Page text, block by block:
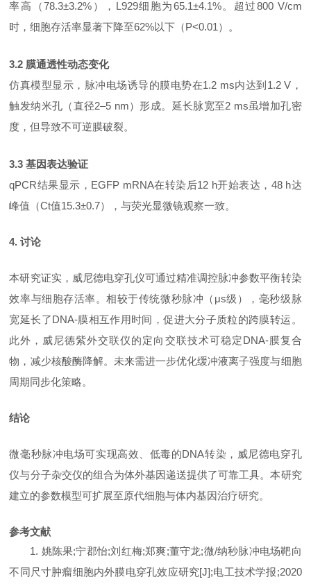
率高（78.3±3.2%），L929细胞为65.1±4.1%。超过800 V/cm
时，细胞存活率显著下降至62%以下（P<0.01）。
3.2 膜通透性动态变化
仿真模型显示，脉冲电场诱导的膜电势在1.2 ms内达到1.2 V，
触发纳米孔（直径2–5 nm）形成。延长脉宽至2 ms虽增加孔密
度，但导致不可逆膜破裂。
3.3 基因表达验证
qPCR结果显示，EGFP mRNA在转染后12 h开始表达，48 h达
峰值（Ct值15.3±0.7），与荧光显微镜观察一致。
4. 讨论
本研究证实，威尼德电穿孔仪可通过精准调控脉冲参数平衡转染
效率与细胞存活率。相较于传统微秒脉冲（ μs级），毫秒级脉
宽延长了DNA-膜相互作用时间，促进大分子质粒的跨膜转运。
此外，威尼德紫外交联仪的定向交联技术可稳定DNA-膜复合
物，减少核酸酶降解。未来需进一步优化缓冲液离子强度与细胞
周期同步化策略。
结论
微毫秒脉冲电场可实现高效、低毒的DNA转染，威尼德电穿孔
仪与分子杂交仪的组合为体外基因递送提供了可靠工具。本研究
建立的参数模型可扩展至原代细胞与体内基因治疗研究。
参考文献
1. 姚陈果;宁郡怡;刘红梅;郑爽;董守龙;微/纳秒脉冲电场靶向
不同尺寸肿瘤细胞内外膜电穿孔效应研究[J];电工技术学报;2020